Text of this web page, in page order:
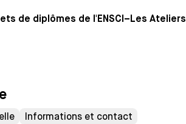
de diplômes de l'ENSCI–Les Ateliers
Informations et contact